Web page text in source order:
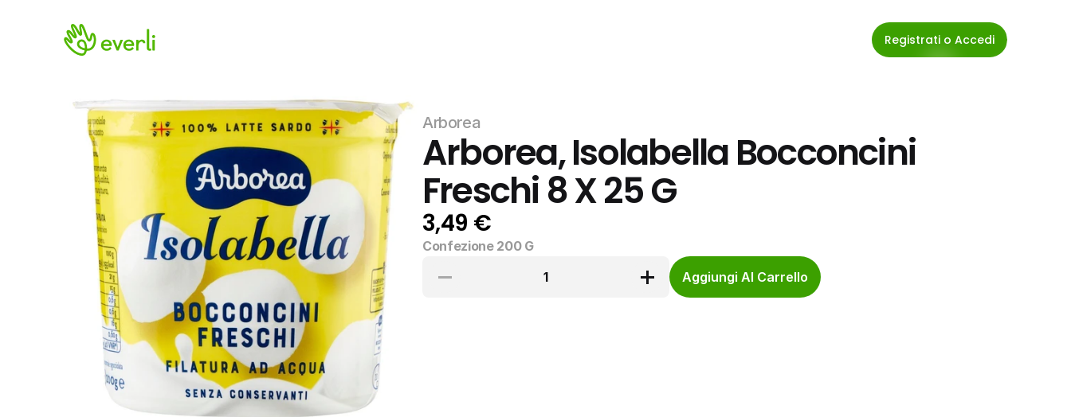
Registrati o Accedi
Arborea
Arborea, Isolabella Bocconcini
Freschi 8 X 25 G
3,49 €
Confezione 200 G
1
Aggiungi Al Carrello